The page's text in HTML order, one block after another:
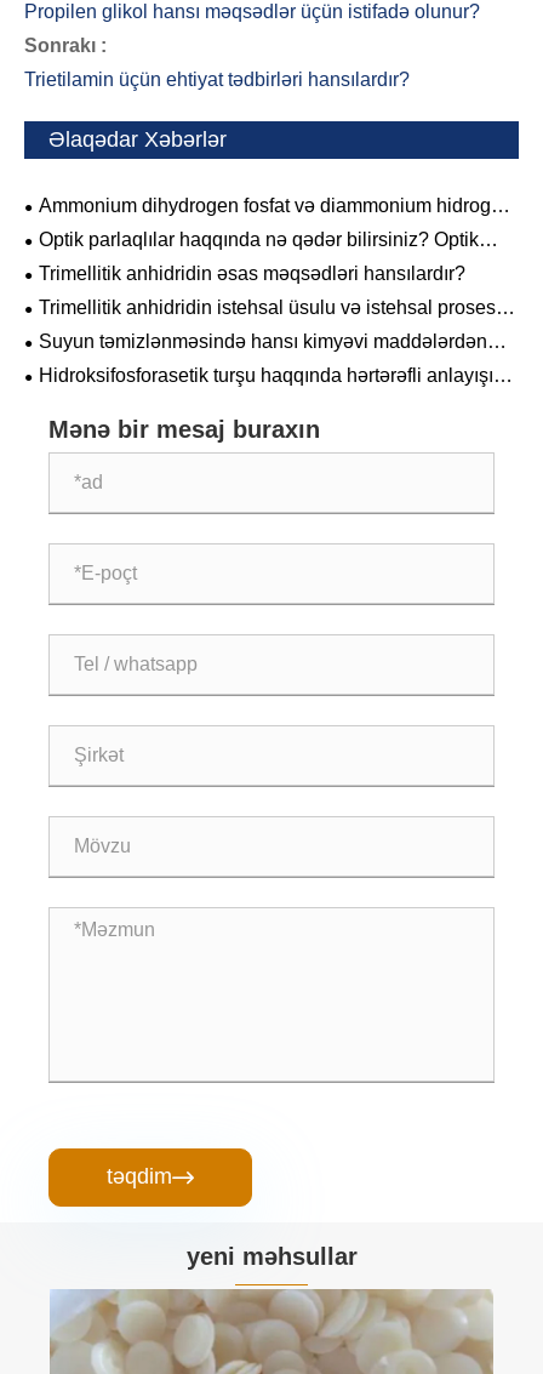
Propilen glikol hansı məqsədlər üçün istifadə olunur?
Sonrakı :
Trietilamin üçün ehtiyat tədbirləri hansılardır?
Əlaqədar Xəbərlər
Ammonium dihydrogen fosfat və diammonium hidrogen
fosfatı arasındakı fərqlər nələrdir?
Optik parlaqlılar haqqında nə qədər bilirsiniz? Optik
parlaqlılar populyar elm
Trimellitik anhidridin əsas məqsədləri hansılardır?
Trimellitik anhidridin istehsal üsulu və istehsal prosesi,
ümumi istifadə olunan xammal hansılardır?
Suyun təmizlənməsində hansı kimyəvi maddələrdən
istifadə olunur?
Hidroksifosforasetik turşu haqqında hərtərəfli anlayışınız
Mənə bir mesaj buraxın
təqdim
yeni məhsullar